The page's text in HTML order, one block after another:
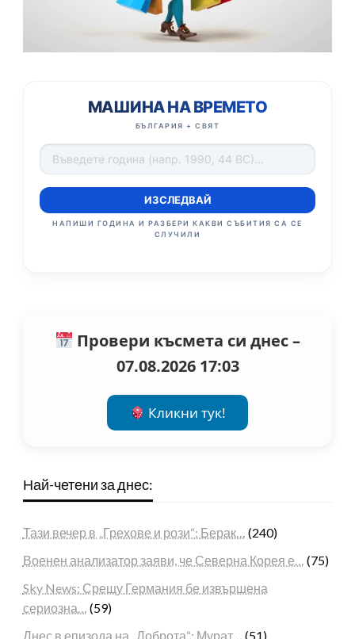
МАШИНА НА ВРЕМЕТО
БЪЛГАРИЯ + СВЯТ
ИЗСЛЕДВАЙ
НАПИШИ ГОДИНА И РАЗБЕРИ КАКВИ СЪБИТИЯ СА СЕ
СЛУЧИЛИ
Провери късмета си днес –
07.08.2026 17:03
Кликни тук!
Най-четени за днес:
Тази вечер в „Грехове и рози“: Берак… (240)
Военен анализатор заяви, че Северна Корея е… (75)
Sky News: Срещу Германия бе извършена
сериозна… (59)
Днес в епизода на „Доброта“: Мурат… (51)